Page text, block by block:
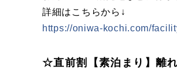
詳細はこちらから↓
https://oniwa-kochi.com/
☆直前割【素泊まり】離